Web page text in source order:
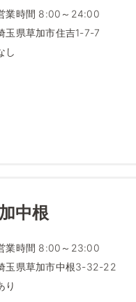
業時間 8:00～24:00
玉県草加市住吉1-7-7
し
中根
業時間 8:00～23:00
玉県草加市中根3-32-22
り